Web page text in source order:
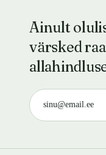
Ainult
värsked